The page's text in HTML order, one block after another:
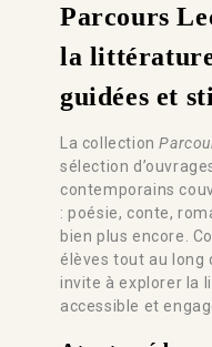
Parcours
la
guidées et
La collection
sélection
contemporains
: poésie, conte,
bien plus encore.
élèves tout au long
invite à explorer la
accessible et